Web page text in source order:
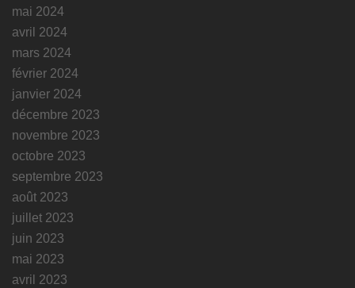
mai 2024
avril 2024
mars 2024
février 2024
janvier 2024
décembre 2023
novembre 2023
octobre 2023
septembre 2023
août 2023
juillet 2023
juin 2023
mai 2023
avril 2023